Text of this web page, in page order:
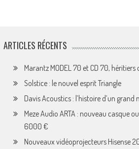
ARTICLES RÉCENTS
Marantz MODEL 70 et CD 70,
Solstice : le nouvel esprit Triangle
Davis Acoustics : l’histoire d’un
Meze Audio ARTA : nouveau casque
6000 €
Nouveaux vidéoprojecteurs Hisense